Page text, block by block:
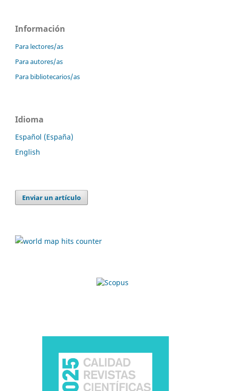
Información
Para lectores/as
Para autores/as
Para bibliotecarios/as
Idioma
Español (España)
English
Enviar un artículo